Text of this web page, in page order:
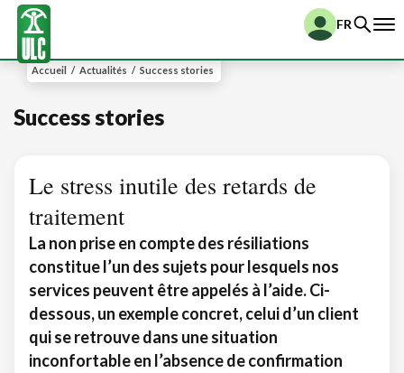
FR
Accueil / Actualités / Success stories
Success stories
Le stress inutile des retards de
traitement
La non prise en compte des résiliations
constitue l’un des sujets pour lesquels nos
services peuvent être appelés à l’aide. Ci-
dessous, un exemple concret, celui d’un client
qui se retrouve dans une situation
inconfortable en l’absence de confirmation